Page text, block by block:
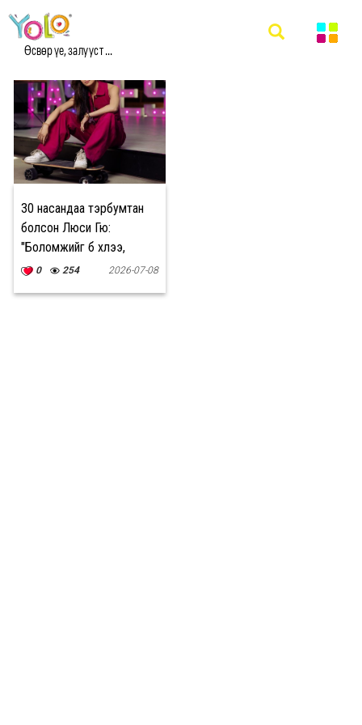
Өсвөр үе, залууст ...
#ЛЮСИ ГЮ МЭДЭЭ
30 насандаа тэрбумтан
болсон Люси Гю:
"Боломжийг бүү хүлээ,
эрсдэлийг тооцоод шууд
0 254 2026-07-08